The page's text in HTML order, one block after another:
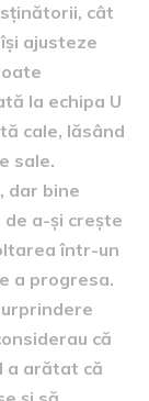
cât
ajusteze
la echipa U
cale, lăsând
sale.
dar bine
a-și crește
într-un
a progresa.
că
a arătat că